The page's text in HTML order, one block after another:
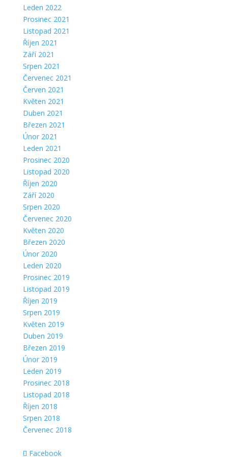
Leden 2022
Prosinec 2021
Listopad 2021
Říjen 2021
Září 2021
Srpen 2021
Červenec 2021
Červen 2021
Květen 2021
Duben 2021
Březen 2021
Únor 2021
Leden 2021
Prosinec 2020
Listopad 2020
Říjen 2020
Září 2020
Srpen 2020
Červenec 2020
Květen 2020
Březen 2020
Únor 2020
Leden 2020
Prosinec 2019
Listopad 2019
Říjen 2019
Srpen 2019
Květen 2019
Duben 2019
Březen 2019
Únor 2019
Leden 2019
Prosinec 2018
Listopad 2018
Říjen 2018
Srpen 2018
Červenec 2018
Facebook